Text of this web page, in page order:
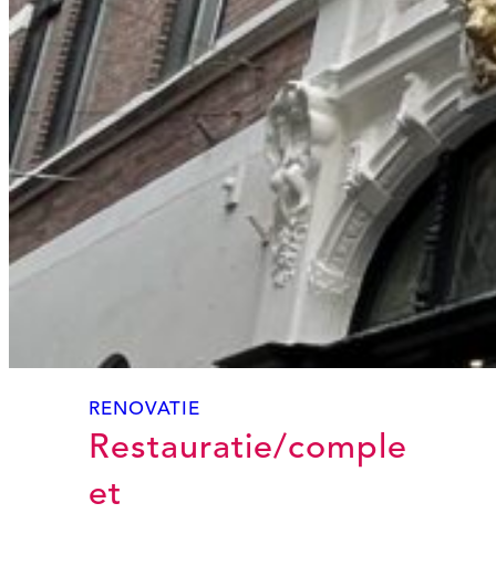
RENOVATIE
Restauratie/comple
et